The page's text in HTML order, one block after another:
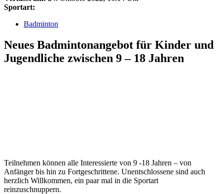
Sportart:
Badminton
Neues Badmintonangebot für Kinder und
Jugendliche zwischen 9 – 18 Jahren
Teilnehmen können alle Interessierte von 9 -18 Jahren – von
Anfänger bis hin zu Fortgeschrittene. Unentschlossene sind auch
herzlich Willkommen, ein paar mal in die Sportart
reinzuschnuppern.